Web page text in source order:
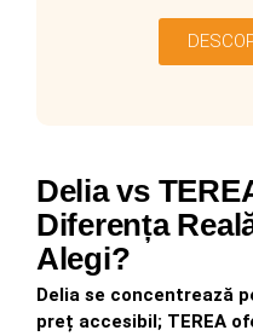
Delia vs
Diferența
Alegi?
Delia se concentrează
preț accesibil; TEREA